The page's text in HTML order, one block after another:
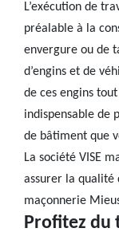
L’exécution de
préalable à la
envergure ou de
d’engins et de
de ces engins
indispensable de
de bâtiment que
La société VISE
assurer la qualité
maçonnerie
Profitez du